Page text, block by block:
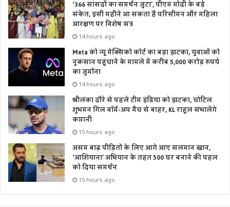
‘366 सांसदों का समर्थन जुटा’, पीएम मोदी के बड़े
संकेत, इसी महीने आ सकता है परिसीमन और महिला
आरक्षण पर विशेष सत्र
14 hours ago
Meta को न्यू मेक्सिको कोर्ट का बड़ा झटका, युवाओं को
नुकसान पहुंचाने के मामले में करीब 5,000 करोड़ रुपये
का जुर्माना
14 hours ago
श्रीलंका दौरे से पहले टीम इंडिया को झटका, चोटिल
शुभमन गिल वॉर्म-अप मैच से बाहर, KL राहुल संभालेंगे
कप्तानी
15 hours ago
असम बाढ़ पीड़ितों के लिए आगे आए सलमान खान,
‘आशियाना’ अभियान के तहत 500 घर बनाने की पहल
को दिया समर्थन
15 hours ago